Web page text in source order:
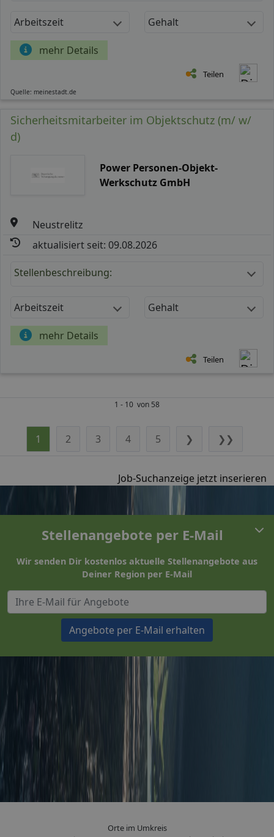
Arbeitszeit Gehalt
mehr Details
Teilen
Quelle: meinestadt.de
Sicherheitsmitarbeiter im Objektschutz (m/ w/
d)
Power Personen-Objekt-
Werkschutz GmbH
Neustrelitz
aktualisiert seit: 09.08.2026
Stellenbeschreibung:
Arbeitszeit Gehalt
mehr Details
Teilen
1 - 10 von 58
1 2 3 4 5 ❯ ❯❯
Job-Suchanzeige jetzt inserieren
Stellenangebote per E-Mail
Wir senden Dir kostenlos aktuelle Stellenangebote aus
Deiner Region per E-Mail
Angebote per E-Mail erhalten
Orte im Umkreis